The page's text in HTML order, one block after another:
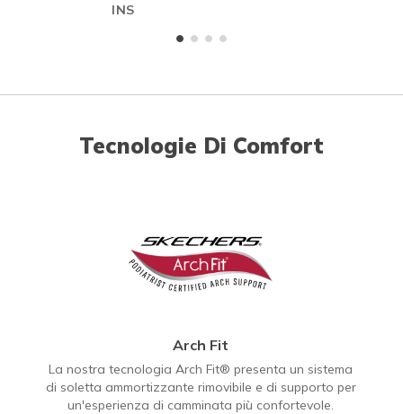
INS
Tecnologie Di Comfort
Arch Fit
La nostra tecnologia Arch Fit® presenta un sistema
di soletta ammortizzante rimovibile e di supporto per
un'esperienza di camminata più confortevole.